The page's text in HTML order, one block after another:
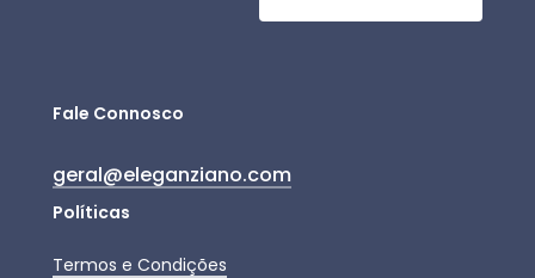
Fale Connosco
geral@eleganziano.com
Políticas
Termos e Condições